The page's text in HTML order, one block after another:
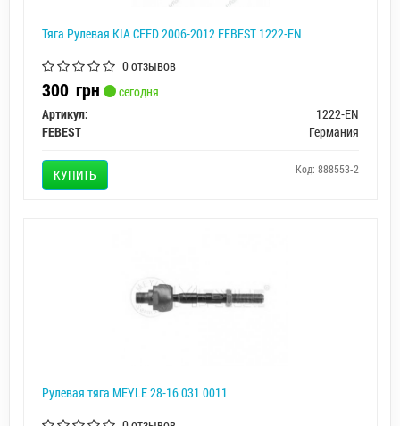
Тяга Рулевая KIA CEED 2006-2012 FEBEST 1222-EN
0 отзывов
300 грн
сегодня
Артикул:
1222-EN
FEBEST
Германия
КУПИТЬ Код: 888553-2
Рулевая тяга MEYLE 28-16 031 0011